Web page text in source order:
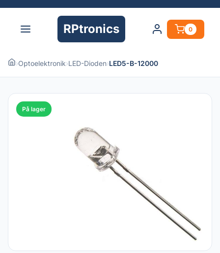
RPtronics 0
›Optoelektronik›LED-Dioden›LED5-B-12000
På lager